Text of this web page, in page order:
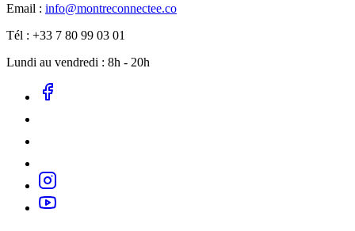
Email : info@montreconnectee.co
Tél : +33 7 80 99 03 01
Lundi au vendredi : 8h - 20h